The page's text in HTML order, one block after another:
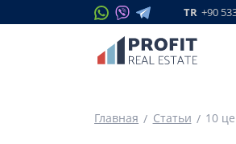
TR +90
Главная Статьи 10